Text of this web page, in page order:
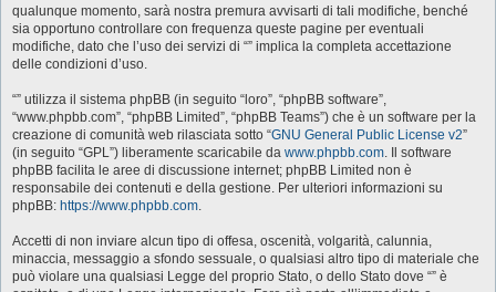
qualunque momento, sarà nostra premura avvisarti di tali modifiche, benché
sia opportuno controllare con frequenza queste pagine per eventuali
modifiche, dato che l’uso dei servizi di “” implica la completa accettazione
delle condizioni d’uso.
“” utilizza il sistema phpBB (in seguito “loro”, “phpBB software”,
“www.phpbb.com”, “phpBB Limited”, “phpBB Teams”) che è un software per la
creazione di comunità web rilasciata sotto “GNU General Public License v2”
(in seguito “GPL”) liberamente scaricabile da www.phpbb.com. Il software
phpBB facilita le aree di discussione internet; phpBB Limited non è
responsabile dei contenuti e della gestione. Per ulteriori informazioni su
phpBB: https://www.phpbb.com.
Accetti di non inviare alcun tipo di offesa, oscenità, volgarità, calunnia,
minaccia, messaggio a sfondo sessuale, o qualsiasi altro tipo di materiale che
può violare una qualsiasi Legge del proprio Stato, o dello Stato dove “” è